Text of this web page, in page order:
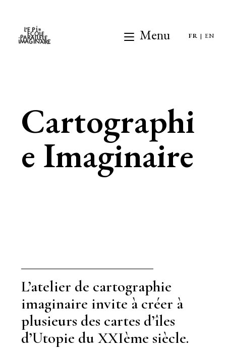
FR | EN
Menu
Cartographi
e Imaginaire
L’atelier de cartographie
imaginaire invite à créer à
plusieurs des cartes d’îles
d’Utopie du XXIème siècle.